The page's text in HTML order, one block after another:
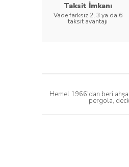
Taksit İmkanı
Vade farksız 2, 3 ya da 6
taksit avantajı
Hemel 1966'dan beri
pergola,